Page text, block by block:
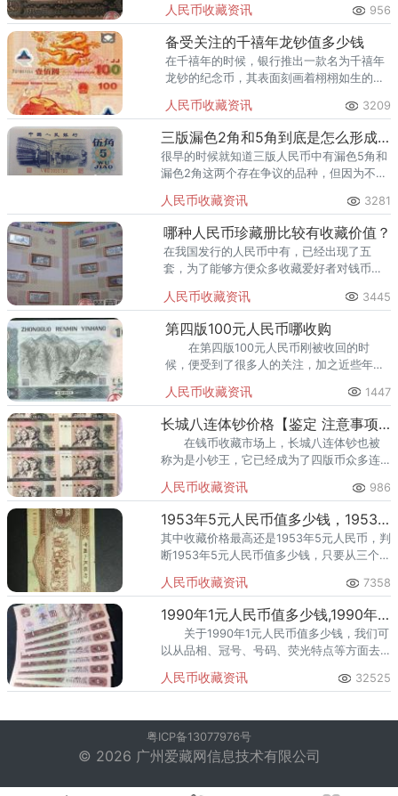
界的一种普遍情怀。
人民币收藏资讯 956
备受关注的千禧年龙钞值多少钱
在千禧年的时候，银行推出一款名为千禧年
龙钞的纪念币，其表面刻画着栩栩如生的
备受关注，引起很多收藏爱好者的兴趣，并
将其购买回家。
人民币收藏资讯 3209
三版漏色2角和5角到底是怎么形成的？
很早的时候就知道三版人民币中有漏色5角和
漏色2角这两个存在争议的品种，但因为不能
过。
人民币收藏资讯 3281
哪种人民币珍藏册比较有收藏价值？
在我国发行的人民币中有，已经出现了五
套，为了能够方便众多收藏爱好者对钱币进
币中，就出现了人民币珍藏册。
人民币收藏资讯 3445
第四版100元人民币哪收购
在第四版100元人民币刚被收回的时
候，便受到了很多人的关注，加之近些年第
人民币也迎来了收藏热潮。
人民币收藏资讯 1447
长城八连体钞价格【鉴定 注意事项 投资分析】
在钱币收藏市场上，长城八连体钞也被
称为是小钞王，它已经成为了四版币众多连
有不少有实力的收藏者在关注它的情况，所
以，今天就来看看关于这
人民币收藏资讯 986
1953年5元人民币值多少钱，1953年5元人民币最新价格表
其中收藏价格最高还是1953年5元人民币，判
断1953年5元人民币值多少钱，只要从三个方
人民币收藏资讯 7358
1990年1元人民币值多少钱,1990年一元人民币价格表
关于1990年1元人民币值多少钱，我们可
以从品相、冠号、号码、荧光特点等方面去
泽，这样的1990年1元人民币价格在8元左
人民币收藏资讯 32525
粤ICP备13077976号
© 2026 广州爱藏网信息技术有限公司